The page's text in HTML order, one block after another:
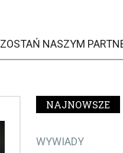
ZOSTAŃ NASZYM
NAJNOWSZE
WYWIADY